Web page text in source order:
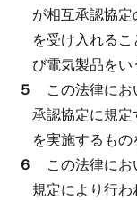
が相互承認協
を受け入れる
び電気製品をい
５ この法律に
承認協定に規
を実施するもの
６ この法律に
規定により行わ